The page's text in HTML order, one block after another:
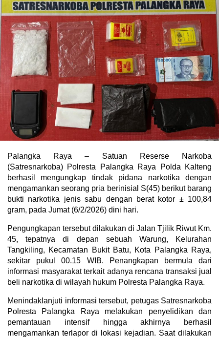
Palangka Raya – Satuan Reserse Narkoba
(Satresnarkoba) Polresta Palangka Raya Polda Kalteng
berhasil mengungkap tindak pidana narkotika dengan
mengamankan seorang pria berinisial S(45) berikut barang
bukti narkotika jenis sabu dengan berat kotor ± 100,84
gram, pada Jumat (6/2/2026) dini hari.
Pengungkapan tersebut dilakukan di Jalan Tjilik Riwut Km.
45, tepatnya di depan sebuah Warung, Kelurahan
Tangkiling, Kecamatan Bukit Batu, Kota Palangka Raya,
sekitar pukul 00.15 WIB. Penangkapan bermula dari
informasi masyarakat terkait adanya rencana transaksi jual
beli narkotika di wilayah hukum Polresta Palangka Raya.
Menindaklanjuti informasi tersebut, petugas Satresnarkoba
Polresta Palangka Raya melakukan penyelidikan dan
pemantauan intensif hingga akhirnya berhasil
mengamankan terlapor di lokasi kejadian. Saat dilakukan